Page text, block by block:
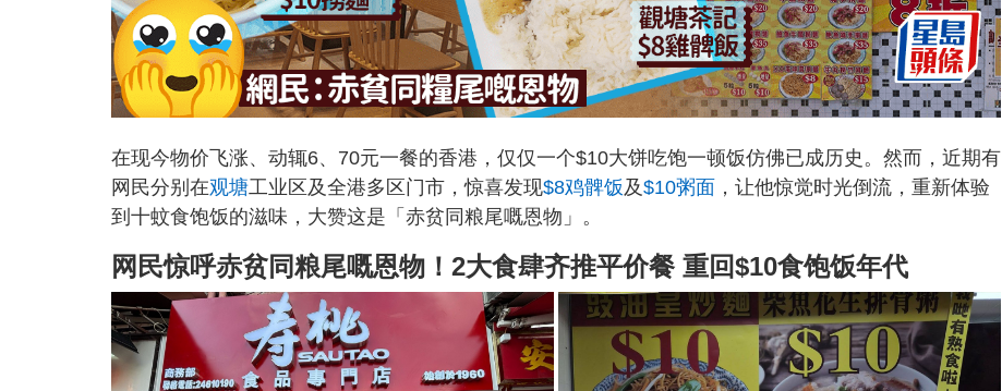
在现今物价飞涨、动辄6、70元一餐的香港，仅仅一个$10大饼吃饱一顿饭仿佛已成历史。然而，近期有
网民分别在观塘工业区及全港多区门市，惊喜发现$8鸡髀饭及$10粥面 ，让他惊觉时光倒流，重新体验
到十蚊食饱饭的滋味，大赞这是「赤贫同粮尾嘅恩物」。
网民惊呼赤贫同粮尾嘅恩物！2大食肆齐推平价餐 重回$10食饱饭年代